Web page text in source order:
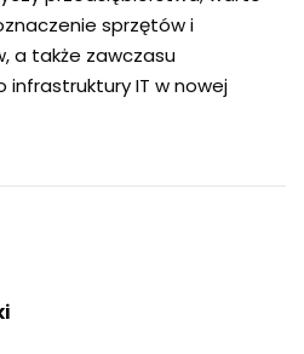
sprzętów i
a także zawczasu
IT w nowej